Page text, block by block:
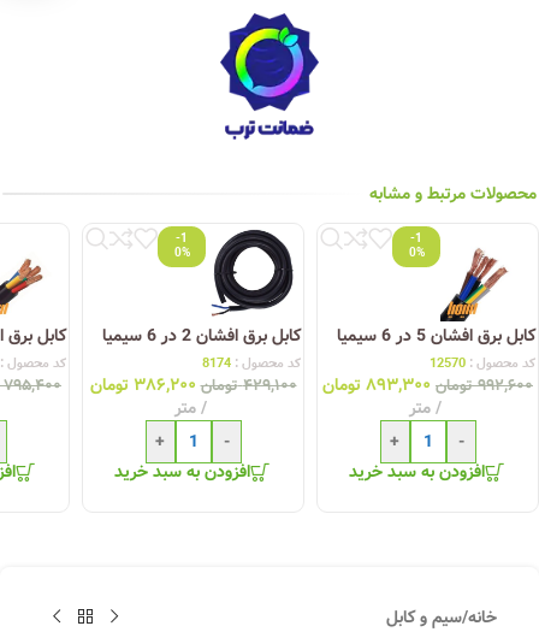
محصولات مرتبط و مشابه
-1
0%
کابل برق افشان 5 در 6 سیمیا
کد محصول : 12570
۹۹۲,۶۰۰ تومان ۸۹۳,۳۰۰تومان
متر
-
+
افزودن به سبد خرید
-1
0%
کابل برق افشان 2 در 6 سیمیا
کد محصول : 8174
۴۲۹,۱۰۰ تومان ۳۸۶,۲۰۰ تومان
متر
-
+
افزودن به سبد خرید
کابل برق افشان
کد محصول
۷۹۵,۴۰۰
خانه/سیم و کابل